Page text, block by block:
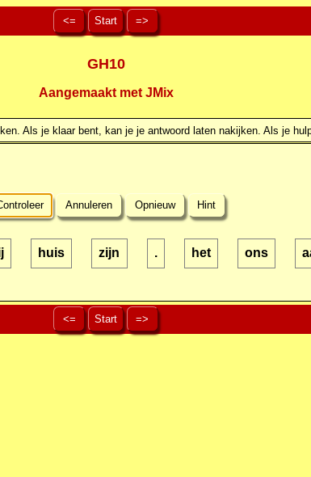
<= Start =>
GH10
Aangemaakt met JMix
Als je klaar bent, kan je je antwoord laten nakijken. Als je
Annuleren Opnieuw Hint
huis zijn . het ons
<= Start =>